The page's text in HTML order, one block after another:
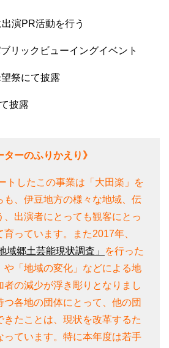
演PR活動を行う
リックビューイングイベント
祭にて披露
披露
ターのふりかえり》
トしたこの事業は「大田楽」を
も、伊豆地方の様々な地域、伝
、出演者にとっても観客にとっ
っています。また2017年、
域郷土芸能現状調査」
を行った
や「地域の変化」などによる地
者の減少が浮き彫りとなりまし
つ各地の団体にとって、他の団
きたことは、現状を改革するた
っています。特に本年度は若手